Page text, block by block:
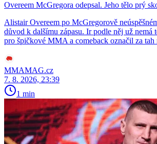
Overeem McGregora odepsal. Jeho tělo prý
Alistair Overeem po McGregorově
důvod k dalšímu zápasu. Ir podle něj už nemá
pro špičkové MMA a comeback označil za tah
MMAMAG.cz
7. 8. 2026, 23:39
1 min